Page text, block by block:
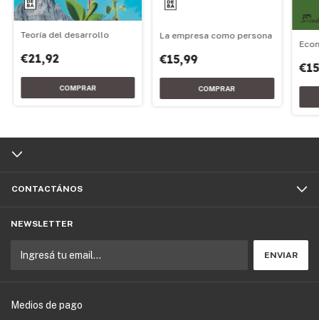
Teoría del desarrollo
€21,92
La empresa como persona
€15,99
CONTACTÁNOS
NEWSLETTER
Medios de pago